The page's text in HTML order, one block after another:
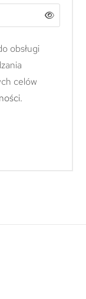
obsługi
celów
.